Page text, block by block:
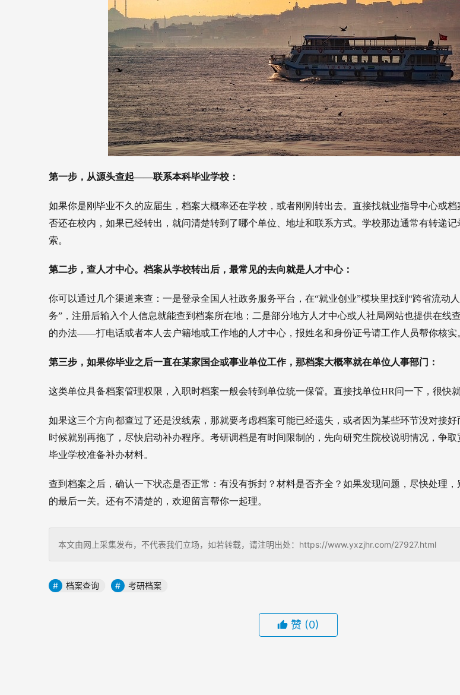
第一步，从源头查起——联系本科毕业学校：
如果你是刚毕业不久的应届生，档案大概率还在学校，或者刚刚转出去。直接找就业指导中心或
否还在校内，如果已经转出，就问清楚转到了哪个单位、地址和联系方式。学校那边通常有转递
索。
第二步，查人才中心。档案从学校转出后，最常见的去向就是人才中心：
你可以通过几个渠道来查：一是登录全国人社政务服务平台，在“就业创业”模块里找到“跨省流动
务”，注册后输入个人信息就能查到档案所在地；二是部分地方人才中心或人社局网站也提供在线
的办法——打电话或者本人去户籍地或工作地的人才中心，报姓名和身份证号请工作人员帮你核实
第三步，如果你毕业之后一直在某家国企或事业单位工作，那档案大概率就在单位人事部门：
这类单位具备档案管理权限，入职时档案一般会转到单位统一保管。直接找单位HR问一下，很快就
如果这三个方向都查过了还是没线索，那就要考虑档案可能已经遗失，或者因为某些环节没对接
时候就别再拖了，尽快启动补办程序。考研调档是有时间限制的，先向研究生院校说明情况，争
毕业学校准备补办材料。
查到档案之后，确认一下状态是否正常：有没有拆封？材料是否齐全？如果发现问题，尽快处理
的最后一关。还有不清楚的，欢迎留言帮你一起理。
本文由网上采集发布，不代表我们立场，如若转载，请注明出处：https://www.yxzjhr.com/27927.html
档案查询 考研档案
赞 (0)